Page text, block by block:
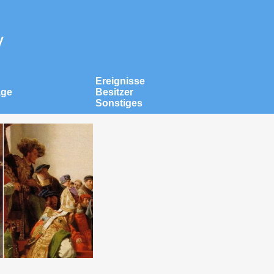
Ereignisse
Besitzer
Sonstiges